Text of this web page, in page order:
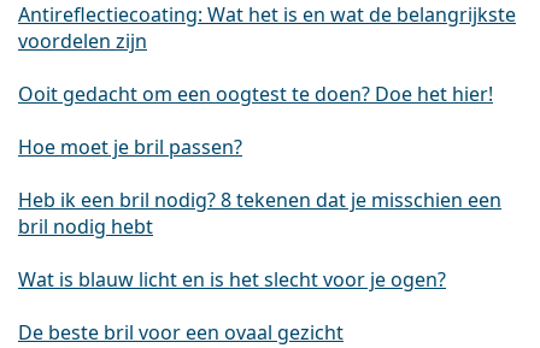
Antireflectiecoating: Wat het is en wat de belangrijkste
voordelen zijn
Ooit gedacht om een oogtest te doen? Doe het hier!
Hoe moet je bril passen?
Heb ik een bril nodig? 8 tekenen dat je misschien een
bril nodig hebt
Wat is blauw licht en is het slecht voor je ogen?
De beste bril voor een ovaal gezicht